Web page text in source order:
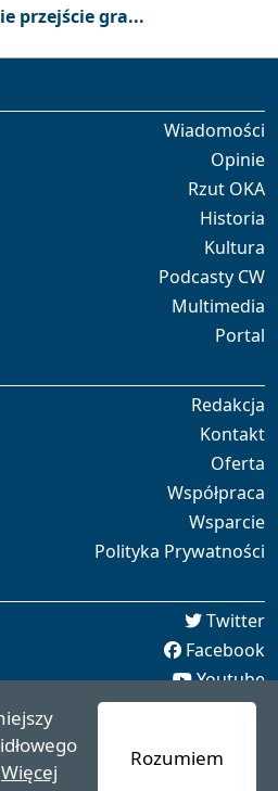
przejście gra...
Wiadomości
Opinie
Rzut OKA
Historia
Kultura
Podcasty CW
Multimedia
Portal
Redakcja
Kontakt
Oferta
Współpraca
Wsparcie
Polityka Prywatności
Twitter
Facebook
Youtube
Spotify
redakcja [[]] czaswschodni.pl
czaswschodni.pl 2021 - 2025
Więcej
Rozumiem